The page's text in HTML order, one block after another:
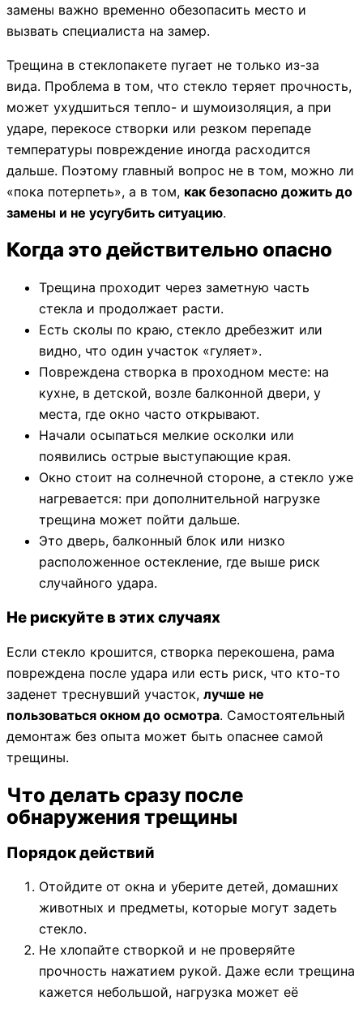
замены важно временно обезопасить место и
вызвать специалиста на замер.
Трещина в стеклопакете пугает не только из-за
вида. Проблема в том, что стекло теряет прочность,
может ухудшиться тепло- и шумоизоляция, а при
ударе, перекосе створки или резком перепаде
температуры повреждение иногда расходится
дальше. Поэтому главный вопрос не в том, можно ли
«пока потерпеть», а в том, как безопасно дожить до
замены и не усугубить ситуацию.
Когда это действительно опасно
Трещина проходит через заметную часть
стекла и продолжает расти.
Есть сколы по краю, стекло дребезжит или
видно, что один участок «гуляет».
Повреждена створка в проходном месте: на
кухне, в детской, возле балконной двери, у
места, где окно часто открывают.
Начали осыпаться мелкие осколки или
появились острые выступающие края.
Окно стоит на солнечной стороне, а стекло уже
нагревается: при дополнительной нагрузке
трещина может пойти дальше.
Это дверь, балконный блок или низко
расположенное остекление, где выше риск
случайного удара.
Не рискуйте в этих случаях
Если стекло крошится, створка перекошена, рама
повреждена после удара или есть риск, что кто-то
заденет треснувший участок, лучше не
пользоваться окном до осмотра. Самостоятельный
демонтаж без опыта может быть опаснее самой
трещины.
Что делать сразу после
обнаружения трещины
Порядок действий
Отойдите от окна и уберите детей, домашних
животных и предметы, которые могут задеть
стекло.
Не хлопайте створкой и не проверяйте
прочность нажатием рукой. Даже если трещина
кажется небольшой, нагрузка может её